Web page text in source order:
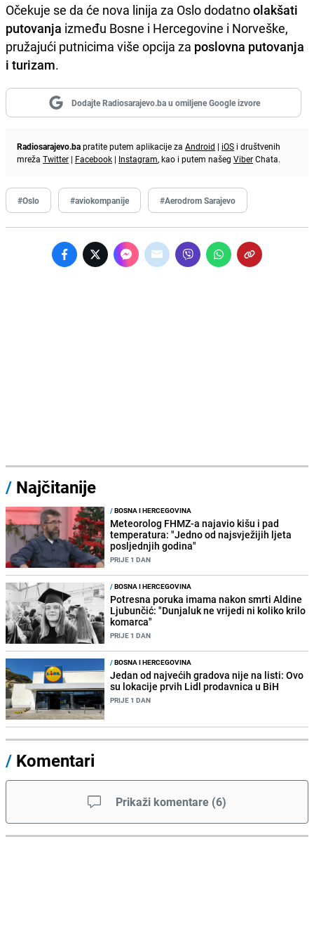
Očekuje se da će nova linija za Oslo dodatnoolakšati
putovanja između Bosne i Hercegovine i Norveške,
pružajući putnicima više opcija za poslovna putovanja
i turizam.
Dodajte Radiosarajevo.ba u omiljene Google izvore
Radiosarajevo.bapratite putem aplikacije za Android | iOS i društvenih
mreža Twitter | Facebook | Instagram, kao i putem našeg ViberChata.
#Oslo #aviokompanije #Aerodrom Sarajevo
/ Najčitanije
/BOSNA I HERCEGOVINA
Meteorolog FHMZ-a najavio kišu i pad
temperatura: "Jedno od najsvježijih ljeta
posljednjih godina"
PRIJE 1 DAN
/BOSNA I HERCEGOVINA
Potresna poruka imama nakon smrti Aldine
Ljubunčić: "Dunjaluk ne vrijedi ni koliko krilo
komarca"
PRIJE 1 DAN
/BOSNA I HERCEGOVINA
Jedan od najvećih gradova nije na listi: Ovo
su lokacije prvih Lidl prodavnica u BiH
PRIJE 1 DAN
/ Komentari
Prikaži komentare (6)